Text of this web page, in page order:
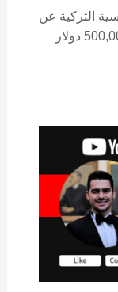
التركية عن
طريق الاستثمار. يمكن للأجانب إيداع 500,000 دولار